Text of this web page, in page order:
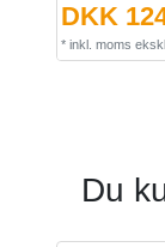
DKK
* inkl. moms ekskl.
Du